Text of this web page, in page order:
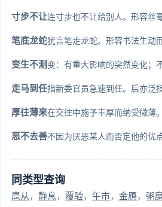
寸步不让连寸步也不让给别人。形容丝
笔底龙蛇犹言笔走龙蛇。形容书法生动
变生不测变：有重大影响的突然变化；
走马到任指新委官员急速到任。后亦泛
厚往薄来在交往中施予丰厚而纳受微薄。
恶不去善不因为厌恶某人而否定他的优点
同类型查询
扈从 静息 覆验 午市 金鴈 粥